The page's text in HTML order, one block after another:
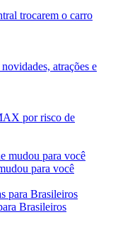
trocarem o carro
atrações e
por risco de
para você
Brasileiros